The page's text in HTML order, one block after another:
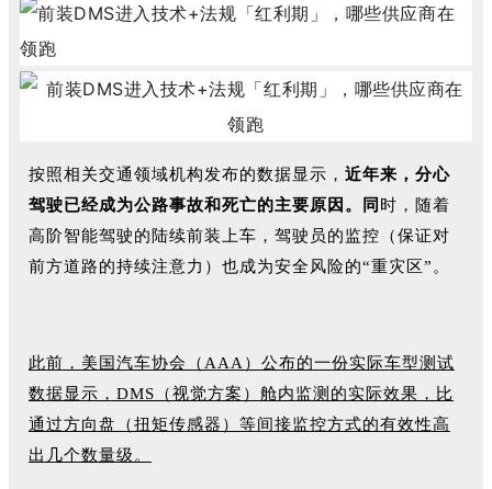
按照相关交通领域机构发布的数据显示， 近年来，分心
驾驶已经成为公路事故和死亡的主要原因。同 时，随着
高阶智能驾驶的陆续前装上车，驾驶员的监控（保证对
前方道路的持续注意力）也成为安全风险的“重灾区”。
此前，美国汽车协会（AAA）公布的一份实际车型测试
数据显示，DMS（视觉方案）舱内监测的实际效果，比
通过方向盘（扭矩传感器）等间接监控方式的有效性高
出几个数量级。